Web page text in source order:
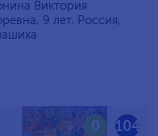
Виктория
9 лет, Россия,
104
0